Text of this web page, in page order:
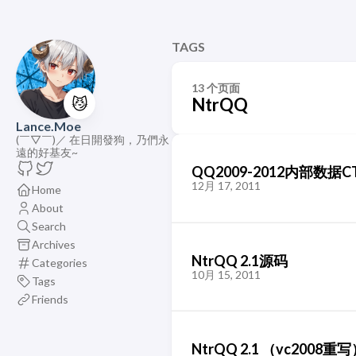
😼
Lance.Moe
(￣▽￣)／ 在日開發狗，乃們永
遠的好基友~
Home
About
Search
Archives
Categories
Tags
Friends
TAGS
13 个页面
NtrQQ
QQ2009-2012内部数据
12月 17, 2011
NtrQQ 2.1源码
10月 15, 2011
NtrQQ 2.1 （vc2008重写）